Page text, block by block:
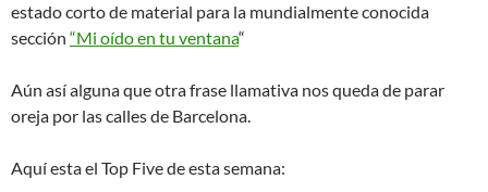
estado corto de material para la mundialmente conocida
sección “Mi oído en tu ventana“
Aún así alguna que otra frase llamativa nos queda de parar
oreja por las calles de Barcelona.
Aquí esta el Top Five de esta semana: